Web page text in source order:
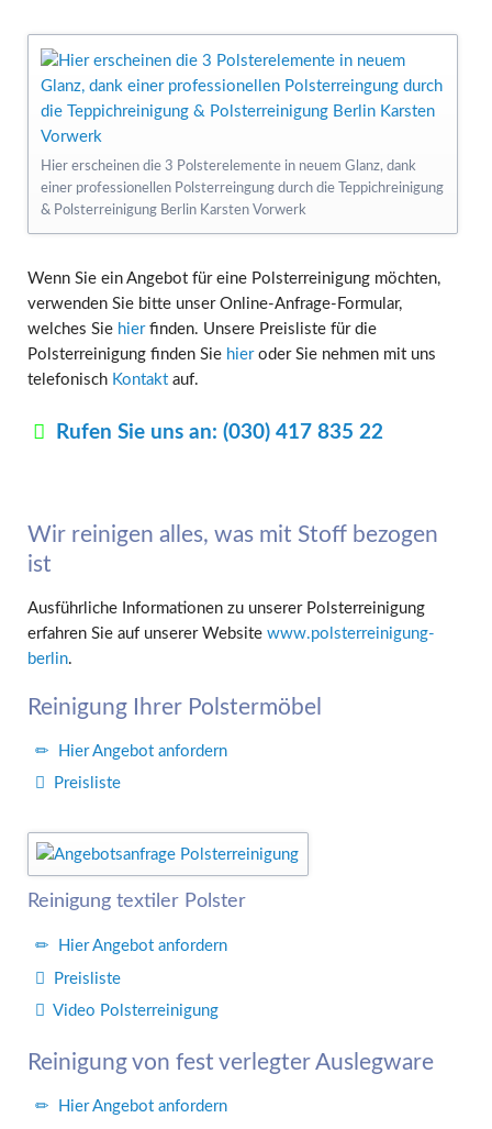
Hier erscheinen die 3 Polsterelemente in neuem Glanz, dank
einer professionellen Polsterreingung durch die Teppichreinigung
& Polsterreinigung Berlin Karsten Vorwerk
Wenn Sie ein Angebot für eine Polsterreinigung möchten,
verwenden Sie bitte unser Online-Anfrage-Formular,
welches Sie hierfinden. Unsere Preisliste für die
Polsterreinigung finden Sie hieroder Sie nehmen mit uns
telefonisch Kontaktauf.
Rufen Sie uns an: (030) 417 835 22
Wir reinigen alles, was mit Stoff bezogen
ist
Ausführliche Informationen zu unserer Polsterreinigung
erfahren Sie auf unserer Website www.polsterreinigung-
berlin.
Reinigung Ihrer Polstermöbel
Hier Angebot anfordern
Preisliste
Reinigung textiler Polster
Hier Angebot anfordern
Preisliste
Video Polsterreinigung
Reinigung von fest verlegter Auslegware
Hier Angebot anfordern